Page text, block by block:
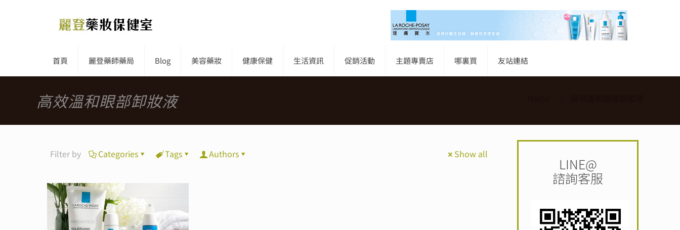
首頁 麗登藥師藥局 Blog 美容藥妝 健康保健 生活資訊 促銷活動 主題專賣店 哪裏買 友站連結
高效溫和眼部卸妝液
Filter by Categories Tags Authors Show all
LINE@
諮詢客服